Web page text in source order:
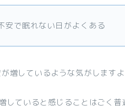
安で眠れない日がよくある
増しているような気がしますよ
ていると感じることはごく普